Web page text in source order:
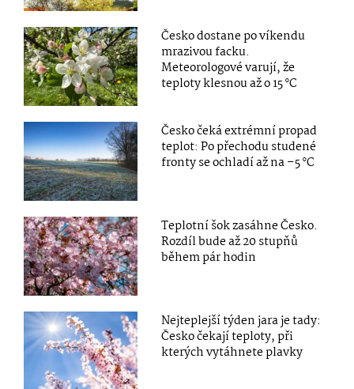
Česko dostane po víkendu
mrazivou facku.
Meteorologové varují, že
teploty klesnou až o 15 °C
Česko čeká extrémní propad
teplot: Po přechodu studené
fronty se ochladí až na –5 °C
Teplotní šok zasáhne Česko.
Rozdíl bude až 20 stupňů
během pár hodin
Nejteplejší týden jara je tady:
Česko čekají teploty, při
kterých vytáhnete plavky